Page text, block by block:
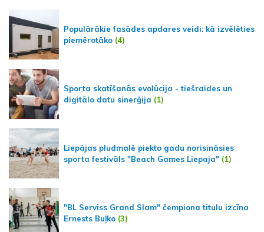
Populārākie fasādes apdares veidi: kā izvēlēties
piemērotāko (4)
Sporta skatīšanās evolūcija - tiešraides un
digitālo datu sinerģija (1)
Liepājas pludmalē piekto gadu norisināsies
sporta festivāls "Beach Games Liepaja" (1)
"BL Serviss Grand Slam" čempiona titulu izcīna
Ernests Buļko (3)